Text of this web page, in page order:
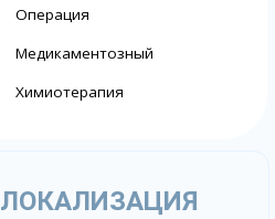
Операция
Медикаментозный
Химиотерапия
ЛОКАЛИЗАЦИЯ